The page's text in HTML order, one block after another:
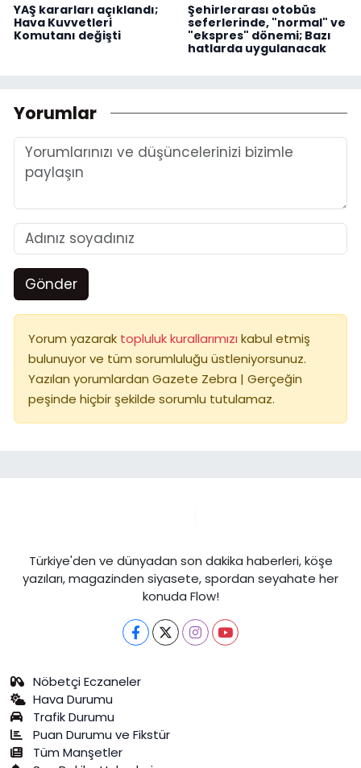
YAŞ kararları açıklandı;
Hava Kuvvetleri
Komutanı değişti
Şehirlerarası otobüs
seferlerinde, "normal" ve
"ekspres" dönemi; Bazı
hatlarda uygulanacak
Yorumlar
Gönder
Yorum yazarak topluluk kurallarımızı kabul etmiş
bulunuyor ve tüm sorumluluğu üstleniyorsunuz.
Yazılan yorumlardan Gazete Zebra | Gerçeğin
peşinde hiçbir şekilde sorumlu tutulamaz.
Türkiye'den ve dünyadan son dakika haberleri, köşe
yazıları, magazinden siyasete, spordan seyahate her
konuda Flow!
Nöbetçi Eczaneler
Hava Durumu
Trafik Durumu
Puan Durumu ve Fikstür
Tüm Manşetler